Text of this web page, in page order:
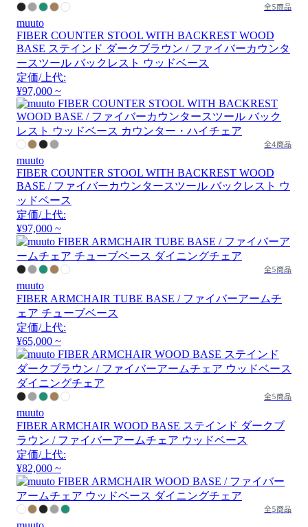
全5商品
muuto
FIBER COUNTER STOOL WITH BACKREST WOOD
BASE ステインド ダークブラウン / ファイバーカウンタ
ースツール バックレスト ウッドベース
定価/上代:
¥97,000 ~
全4商品
muuto
FIBER COUNTER STOOL WITH BACKREST WOOD
BASE / ファイバーカウンタースツール バックレスト ウ
ッドベース
定価/上代:
¥97,000 ~
全5商品
muuto
FIBER ARMCHAIR TUBE BASE / ファイバーアームチ
ェア チューブベース
定価/上代:
¥65,000 ~
全5商品
muuto
FIBER ARMCHAIR WOOD BASE ステインド ダークブ
ラウン / ファイバーアームチェア ウッドベース
定価/上代:
¥82,000 ~
全5商品